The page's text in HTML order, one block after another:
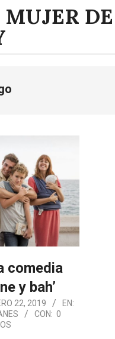
DE
comedia
y bah’
22, 2019
EN:
CON: 0